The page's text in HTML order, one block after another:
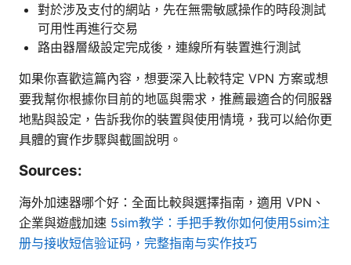
對於涉及支付的網站，先在無需敏感操作的時段測試
可用性再進行交易
路由器層級設定完成後，連線所有裝置進行測試
如果你喜歡這篇內容，想要深入比較特定 VPN 方案或想
要我幫你根據你目前的地區與需求，推薦最適合的伺服器
地點與設定，告訴我你的裝置與使用情境，我可以給你更
具體的實作步驟與截圖說明。
Sources:
海外加速器哪个好：全面比較與選擇指南，適用 VPN、
企業與遊戲加速 5sim教学：手把手教你如何使用5sim注
册与接收短信验证码，完整指南与实作技巧